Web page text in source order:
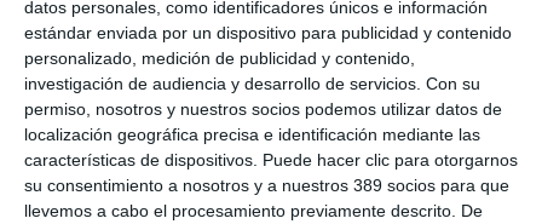
datos personales, como identificadores únicos e información
estándar enviada por un dispositivo para publicidad y contenido
personalizado, medición de publicidad y contenido,
investigación de audiencia y desarrollo de servicios. Con su
permiso, nosotros y nuestros socios podemos utilizar datos de
localización geográfica precisa e identificación mediante las
características de dispositivos. Puede hacer clic para otorgarnos
su consentimiento a nosotros y a nuestros 389 socios para que
llevemos a cabo el procesamiento previamente descrito. De
para poner a su disposición seguros adaptados a su estilo de
vida, fáciles de entender, sin letra pequeña y con procesos muy
sencillos de contratación".
Bajo este acuerdo, además de la especialización en seguros
para la protección de estilos de vida, se contempla también la
comercialización de seguros de Auto, Hogar y Salud, entre
otros.